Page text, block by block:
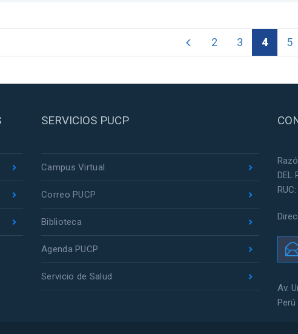
2 3 4 5
SERVICIOS PUCP
Campus Virtual
Correo PUCP
Biblioteca
Agenda PUCP
Servicio de Salud
DEL
Av.
Perú